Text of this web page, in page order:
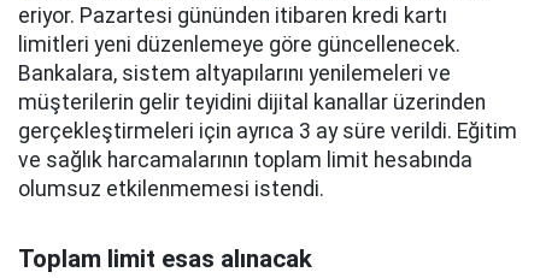
eriyor. Pazartesi gününden itibaren kredi kartı
limitleri yeni düzenlemeye göre güncellenecek.
Bankalara, sistem altyapılarını yenilemeleri ve
müşterilerin gelir teyidini dijital kanallar üzerinden
gerçekleştirmeleri için ayrıca 3 ay süre verildi. Eğitim
ve sağlık harcamalarının toplam limit hesabında
olumsuz etkilenmemesi istendi.
Toplam limit esas alınacak